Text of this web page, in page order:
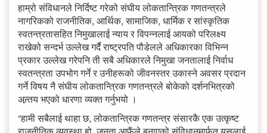
हाम्रो संविधानले निर्दिष्ट गरेको संघीय लोकतान्त्रिक गणतन्त्रले
नागरिकको राजनीतिक, आर्थिक, सामाजिक, धार्मिक र सांस्कृतिक
स्वतन्त्रतासहित निमुखालाई न्याय र विपन्नलाई आयको परिलक्ष्य
राखेको सन्दर्भ उल्लेख गर्दै राष्ट्रपति पौडेलले अधिकारका विभिन्न
प्रकार उल्लेख गरेपनि ती सबै अधिकारले निमुखा जनतालाई निर्वाध
स्वतन्त्रता उपभोग गर्ने र उनीहरूको जीवनस्तर उकास्ने अवसर प्रदान
गर्ने विषय नै संघीय लोकतान्त्रिक गणतन्त्रले बोकेको दर्शनभित्रको
अन्र्तय भएको धारणा व्यक्त गर्नुभयो ।
“हामी सबैलाई थाहा छ, लोकतान्त्रिक गणतन्त्र संसारकै एक उत्कृष्ट